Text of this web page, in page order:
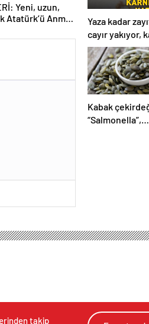
Yeni, uzun,
Atatürk’ü Anma
Yaza kadar
cayır yakıyor,
kabak
Kabak
“Salmonella”,
takip